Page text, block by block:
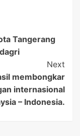
Tangerang
Next
membongkar
internasional
– Indonesia.